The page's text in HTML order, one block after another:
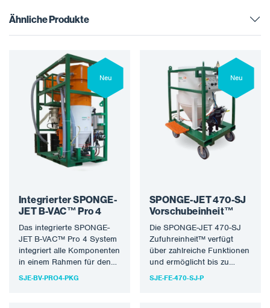
Ähnliche Produkte
Neu
Integrierter SPONGE-
JET B-VAC™ Pro 4
Das integrierte SPONGE-
JET B-VAC™ Pro 4 System
integriert alle Komponenten
in einem Rahmen für den
Transport per Gabelstapler,
SJE-BV-PRO4-PKG
Neu
SPONGE-JET 470-SJ
Vorschubeinheit™
Die SPONGE-JET 470-SJ
Zufuhreinheit™ verfügt
über zahlreiche Funktionen
und ermöglicht bis zu
zweieinhalb Stunden
SJE-FE-470-SJ-P